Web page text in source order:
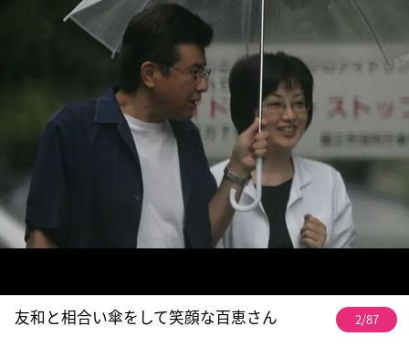
友和と相合い傘をして笑顔な百恵さん 2/87